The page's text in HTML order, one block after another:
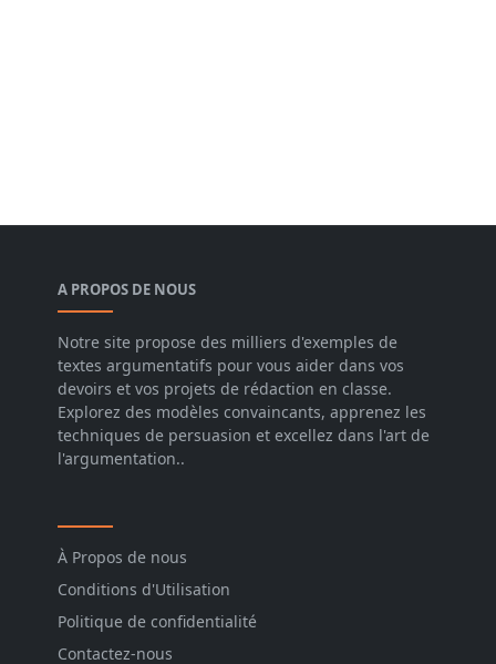
A PROPOS DE NOUS
Notre site propose des milliers d'exemples de
textes argumentatifs pour vous aider dans vos
devoirs et vos projets de rédaction en classe.
Explorez des modèles convaincants, apprenez les
techniques de persuasion et excellez dans l'art de
l'argumentation..
À Propos de nous
Conditions d'Utilisation
Politique de confidentialité
Contactez-nous